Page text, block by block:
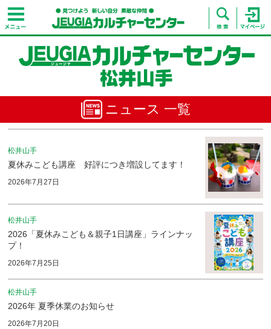
ニュース 一覧
松井山手
夏休みこども講座 好評につき増設してます！
2026年7月27日
松井山手
2026「夏休みこども＆親子1日講座」ラインナッ
プ！
2026年7月25日
松井山手
2026年 夏季休業のお知らせ
2026年7月20日